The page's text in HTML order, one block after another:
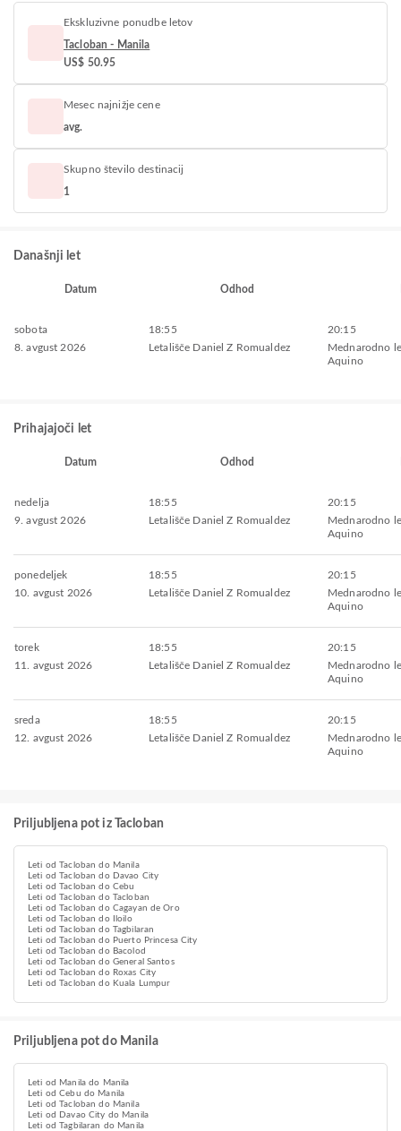
Ekskluzivne ponudbe letov
Tacloban - Manila
US$ 50.95
Mesec najnižje cene
avg.
Skupno število destinacij
1
Današnji let
Datum Odhod
sobota
8. avgust 2026
18:55
Letališče Daniel Z Romualdez
20:15
Mednarodno
Aquino
Prihajajoči let
Datum Odhod
nedelja
9. avgust 2026
18:55
Letališče Daniel Z Romualdez
20:15
Mednarodno
Aquino
ponedeljek
10. avgust 2026
18:55
Letališče Daniel Z Romualdez
20:15
Mednarodno
Aquino
torek
11. avgust 2026
18:55
Letališče Daniel Z Romualdez
20:15
Mednarodno
Aquino
sreda
12. avgust 2026
18:55
Letališče Daniel Z Romualdez
20:15
Mednarodno
Aquino
Priljubljena pot iz Tacloban
Leti od Tacloban do Manila
Leti od Tacloban do Davao City
Leti od Tacloban do Cebu
Leti od Tacloban do Tacloban
Leti od Tacloban do Cagayan de Oro
Leti od Tacloban do Iloilo
Leti od Tacloban do Tagbilaran
Leti od Tacloban do Puerto Princesa City
Leti od Tacloban do Bacolod
Leti od Tacloban do General Santos
Leti od Tacloban do Roxas City
Leti od Tacloban do Kuala Lumpur
Priljubljena pot do Manila
Leti od Manila do Manila
Leti od Cebu do Manila
Leti od Tacloban do Manila
Leti od Davao City do Manila
Leti od Tagbilaran do Manila